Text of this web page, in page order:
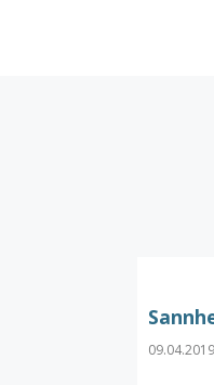
09.04.2019